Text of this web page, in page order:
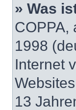
» Was
COPPA,
1998
Internet
13